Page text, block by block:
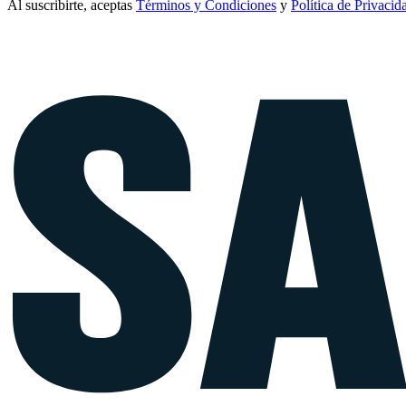
Al suscribirte, aceptas Términos y Condiciones y Política de